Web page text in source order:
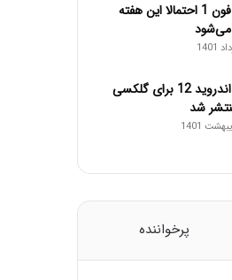
ناتینگ فون 1 احتمالا این هفته
آپدیت اندروید 12 برای گلکسی
پرخواننده